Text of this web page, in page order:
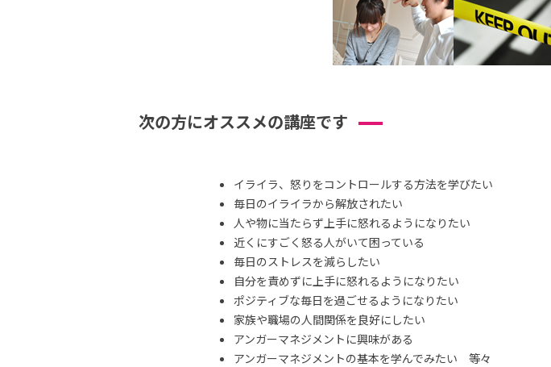
次の方にオススメの講座です
イライラ、怒りをコントロールする方法を学びたい
毎日のイライラから解放されたい
人や物に当たらず上手に怒れるようになりたい
近くにすごく怒る人がいて困っている
毎日のストレスを減らしたい
自分を責めずに上手に怒れるようになりたい
ポジティブな毎日を過ごせるようになりたい
家族や職場の人間関係を良好にしたい
アンガーマネジメントに興味がある
アンガーマネジメントの基本を学んでみたい 等々